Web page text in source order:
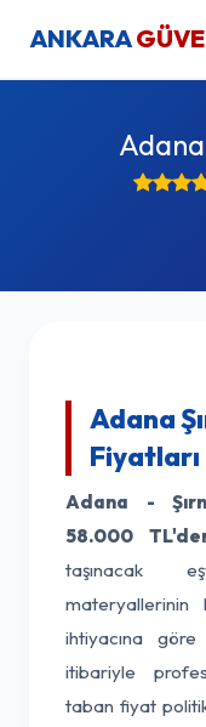
ANKARA
Adana
Adana -
58.000
taşınacak
materyallerinin
ihtiyacına
itibariyle
taban fiyat